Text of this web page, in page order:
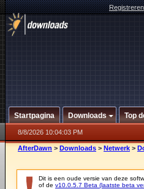
Registreren
Startpagina Downloads Top
8/8/2026 10:04:03 PM
AfterDawn > Downloads > Netwerk >
Dit is een oude versie van deze
of de v10.0.5.7 Beta (laatste beta